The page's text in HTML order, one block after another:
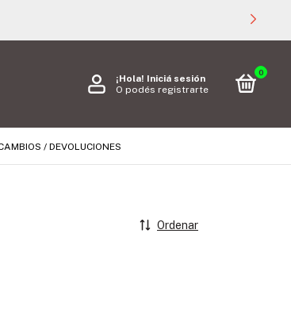
¡Hola! Iniciá sesión
O podés registrarte
0
/ DEVOLUCIONES
Ordenar